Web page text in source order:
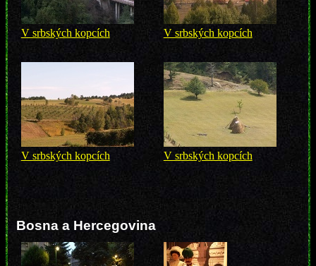
V srbských kopcích V srbských kopcích
V srbských kopcích V srbských kopcích
Bosna a Hercegovina